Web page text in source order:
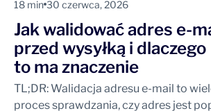
18 min 30 czerwca, 2026
Jak walidować adres e-
przed wysyłką i dlaczego
to ma znaczenie
TL;DR: Walidacja adresu e-mail to
proces sprawdzania, czy adres jest